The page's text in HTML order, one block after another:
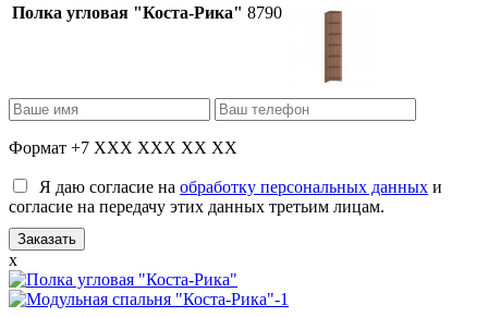
Полка угловая "Коста-Рика" 8790
Формат +7 XXX XXX XX XX
Я даю согласие на обработку персональных данных и
согласие на передачу этих данных третьим лицам.
x